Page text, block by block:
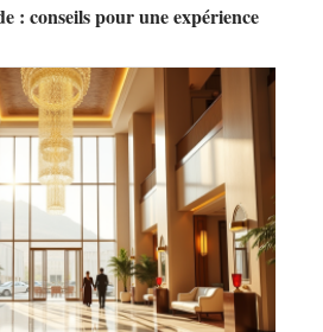
: conseils pour une expérience